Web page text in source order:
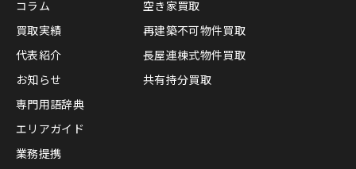
コラム
買取実績
代表紹介
お知らせ
専門用語辞典
エリアガイド
業務提携
空き家買取
再建築不可物件買取
長屋連棟式物件買取
共有持分買取